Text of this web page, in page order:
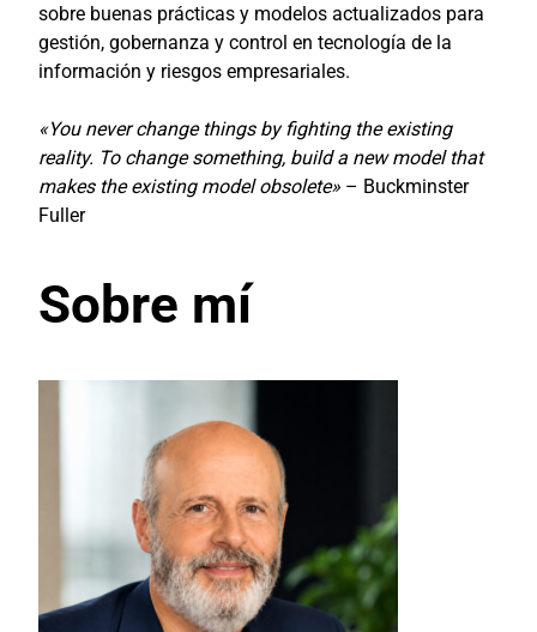
sobre buenas prácticas y modelos actualizados para
gestión, gobernanza y control en tecnología de la
información y riesgos empresariales.
«You never change things by fighting the existing
reality. To change something, build a new model that
makes the existing model obsolete» – Buckminster
Fuller
Sobre mí